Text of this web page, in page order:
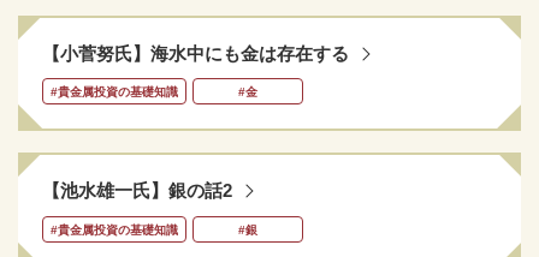
【小菅努氏】海水中にも金は存在する
#貴金属投資の基礎知識 #金
【池水雄一氏】銀の話2
#貴金属投資の基礎知識 #銀